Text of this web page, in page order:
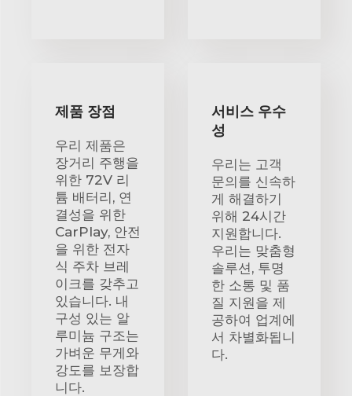
제품 장점
우리 제품은
장거리 주행을
위한 72V 리
튬 배터리, 연
결성을 위한
CarPlay, 안전
을 위한 전자
식 주차 브레
이크를 갖추고
있습니다. 내
구성 있는 알
루미늄 구조는
가벼운 무게와
강도를 보장합
니다.
서비스 우수
성
우리는 고객
문의를 신속하
게 해결하기
위해 24시간
지원합니다.
우리는 맞춤형
솔루션, 투명
한 소통 및 품
질 지원을 제
공하여 업계에
서 차별화됩니
다.